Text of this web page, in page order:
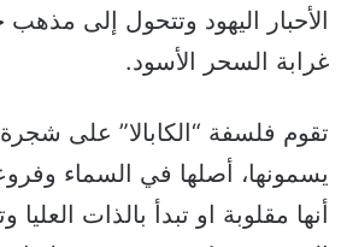
الأحبار اليهود وتتحول إلى
غرابة السحر الأسود.
تقوم فلسفة “الكابالا” على شجرة
يسمونها، أصلها في السماء
أنها مقلوبة او تبدأ بالذات العليا